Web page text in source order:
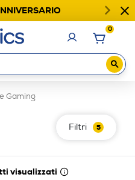
0
Gaming
Filtri 5
visualizzati